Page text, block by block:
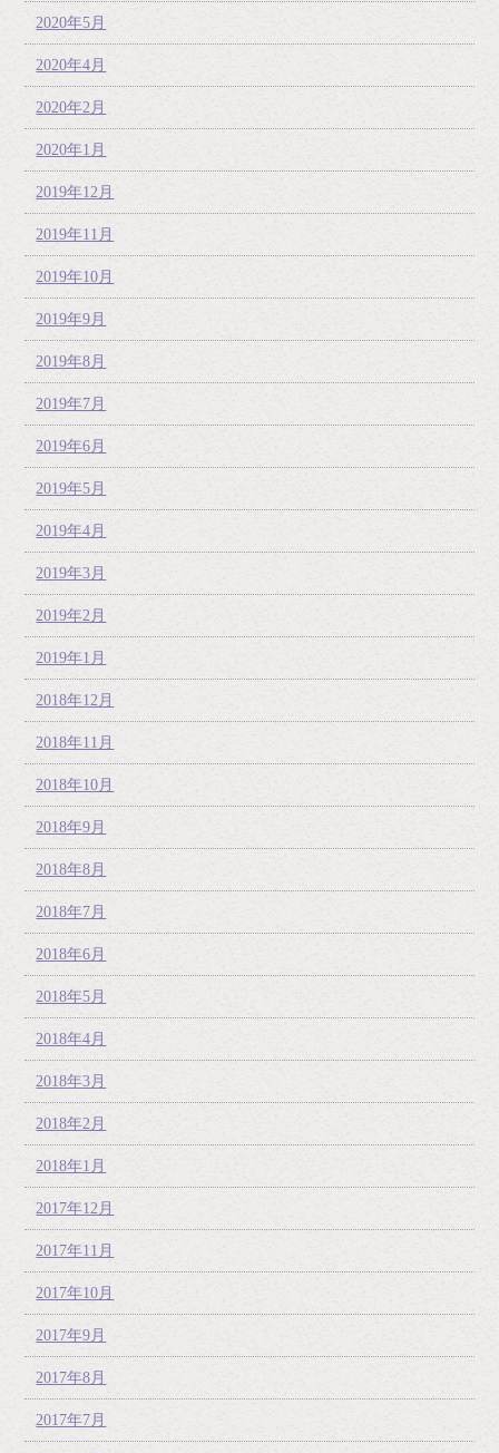
2020年5月
2020年4月
2020年2月
2020年1月
2019年12月
2019年11月
2019年10月
2019年9月
2019年8月
2019年7月
2019年6月
2019年5月
2019年4月
2019年3月
2019年2月
2019年1月
2018年12月
2018年11月
2018年10月
2018年9月
2018年8月
2018年7月
2018年6月
2018年5月
2018年4月
2018年3月
2018年2月
2018年1月
2017年12月
2017年11月
2017年10月
2017年9月
2017年8月
2017年7月